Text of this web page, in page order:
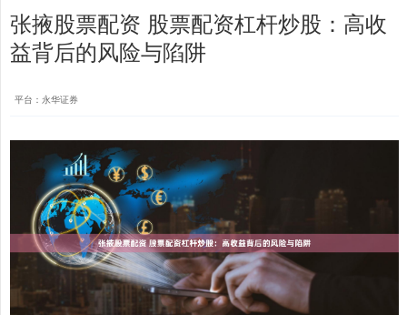
张掖股票配资 股票配资杠杆炒股：高收
益背后的风险与陷阱
平台：永华证券